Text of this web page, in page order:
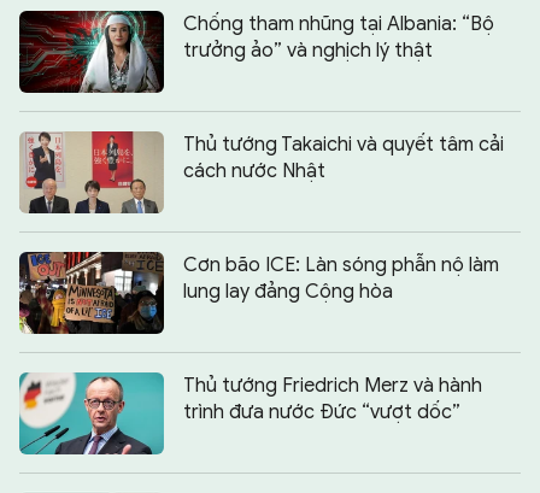
Chống tham nhũng tại Albania: “Bộ
trưởng ảo” và nghịch lý thật
Thủ tướng Takaichi và quyết tâm cải
cách nước Nhật
Cơn bão ICE: Làn sóng phẫn nộ làm
lung lay đảng Cộng hòa
Thủ tướng Friedrich Merz và hành
trình đưa nước Đức “vượt dốc”